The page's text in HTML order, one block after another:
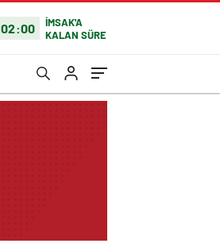
02:00
İMSAK'A
KALAN SÜRE